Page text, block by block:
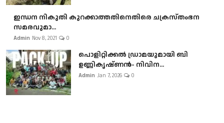
ഇന്ധന നികുതി കുറക്കാത്തതിനെതിരെ ചക്രസ്തംഭന
സമരവുമാ...
Admin Nov 8, 2021 0
പൊളിറ്റിക്കല്‍ ഡ്രാമയുമായി ബി
ഉണ്ണികൃഷ്ണന്‍- നിവിന...
Admin Jan 7, 2026 0